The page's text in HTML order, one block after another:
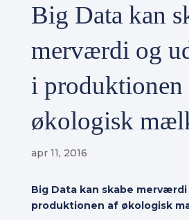
Big Data kan
merværdi og
i produktionen
økologisk
apr 11, 2016
Big Data kan skabe
produktionen af økologisk